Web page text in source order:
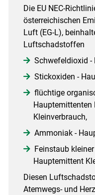
Die EU NEC-
österreichischen
Luft (EG-L),
Luftschadstoffen
Schwefeldioxid -
Stickoxiden -
flüchtige
Hauptemittenten
Kleinverbrauch,
Ammoniak -
Feinstaub
Hauptemittent
Diesen
Atemwegs- und